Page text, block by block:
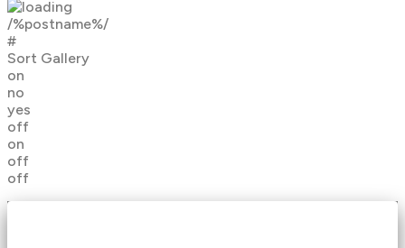
/%postname%/
#
Sort Gallery
on
no
yes
off
on
off
off